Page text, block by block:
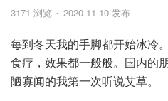
3171 浏览 2020-11-10 发布
每到冬天我的手脚都开始冰冷
食疗，效果都一般般。国内的
陋寡闻的我第一次听说艾草。